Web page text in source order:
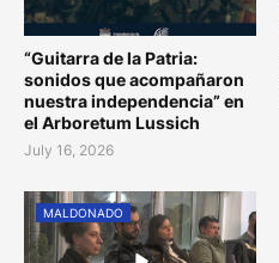
“Guitarra de la Patria:
sonidos que acompañaron
nuestra independencia” en
el Arboretum Lussich
July 16, 2026
MALDONADO